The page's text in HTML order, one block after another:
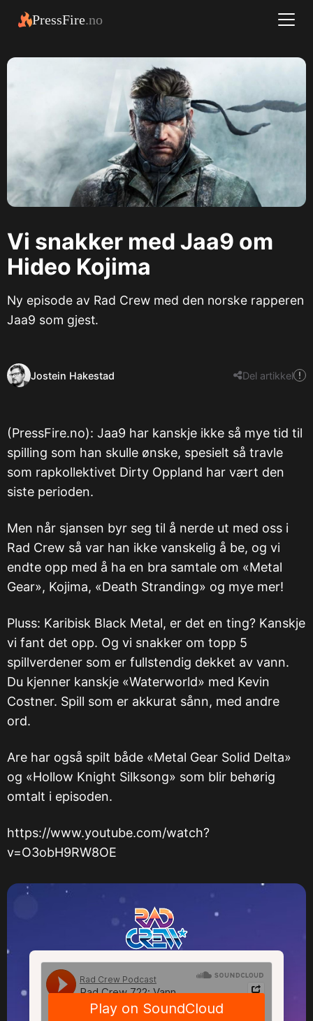
PressFire.no
Vi snakker med Jaa9 om
Hideo Kojima
Ny episode av Rad Crew med den norske rapperen
Jaa9 som gjest.
Jostein Hakestad Del artikkel
(PressFire.no): Jaa9 har kanskje ikke så mye tid til
spilling som han skulle ønske, spesielt så travle
som rapkollektivet Dirty Oppland har vært den
siste perioden.
Men når sjansen byr seg til å nerde ut med oss i
Rad Crew så var han ikke vanskelig å be, og vi
endte opp med å ha en bra samtale om «Metal
Gear», Kojima, «Death Stranding» og mye mer!
Pluss: Karibisk Black Metal, er det en ting? Kanskje
vi fant det opp. Og vi snakker om topp 5
spillverdener som er fullstendig dekket av vann.
Du kjenner kanskje «Waterworld» med Kevin
Costner. Spill som er akkurat sånn, med andre
ord.
Are har også spilt både «Metal Gear Solid Delta»
og «Hollow Knight Silksong» som blir behørig
omtalt i episoden.
https://www.youtube.com/watch?
v=O3obH9RW8OE